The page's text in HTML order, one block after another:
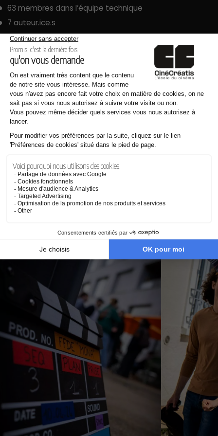
63 membres dans l’équipe technique
7 auteur.ice.s
60 figurant.e.s
8 décors
577 repas servis
Des chiffres qui pourraient vous donner le tournis ! Encore
bravo à nos étudiants.
Sources :
Instagram du film Mona @mona.le.film
Photos prises par Jules le Hénaff – photographe plateau.